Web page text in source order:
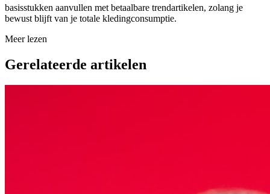
basisstukken aanvullen met betaalbare trendartikelen, zolang je
bewust blijft van je totale kledingconsumptie.
Meer lezen
Gerelateerde artikelen